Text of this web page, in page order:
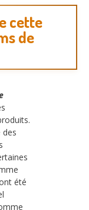
cette
de
des
été